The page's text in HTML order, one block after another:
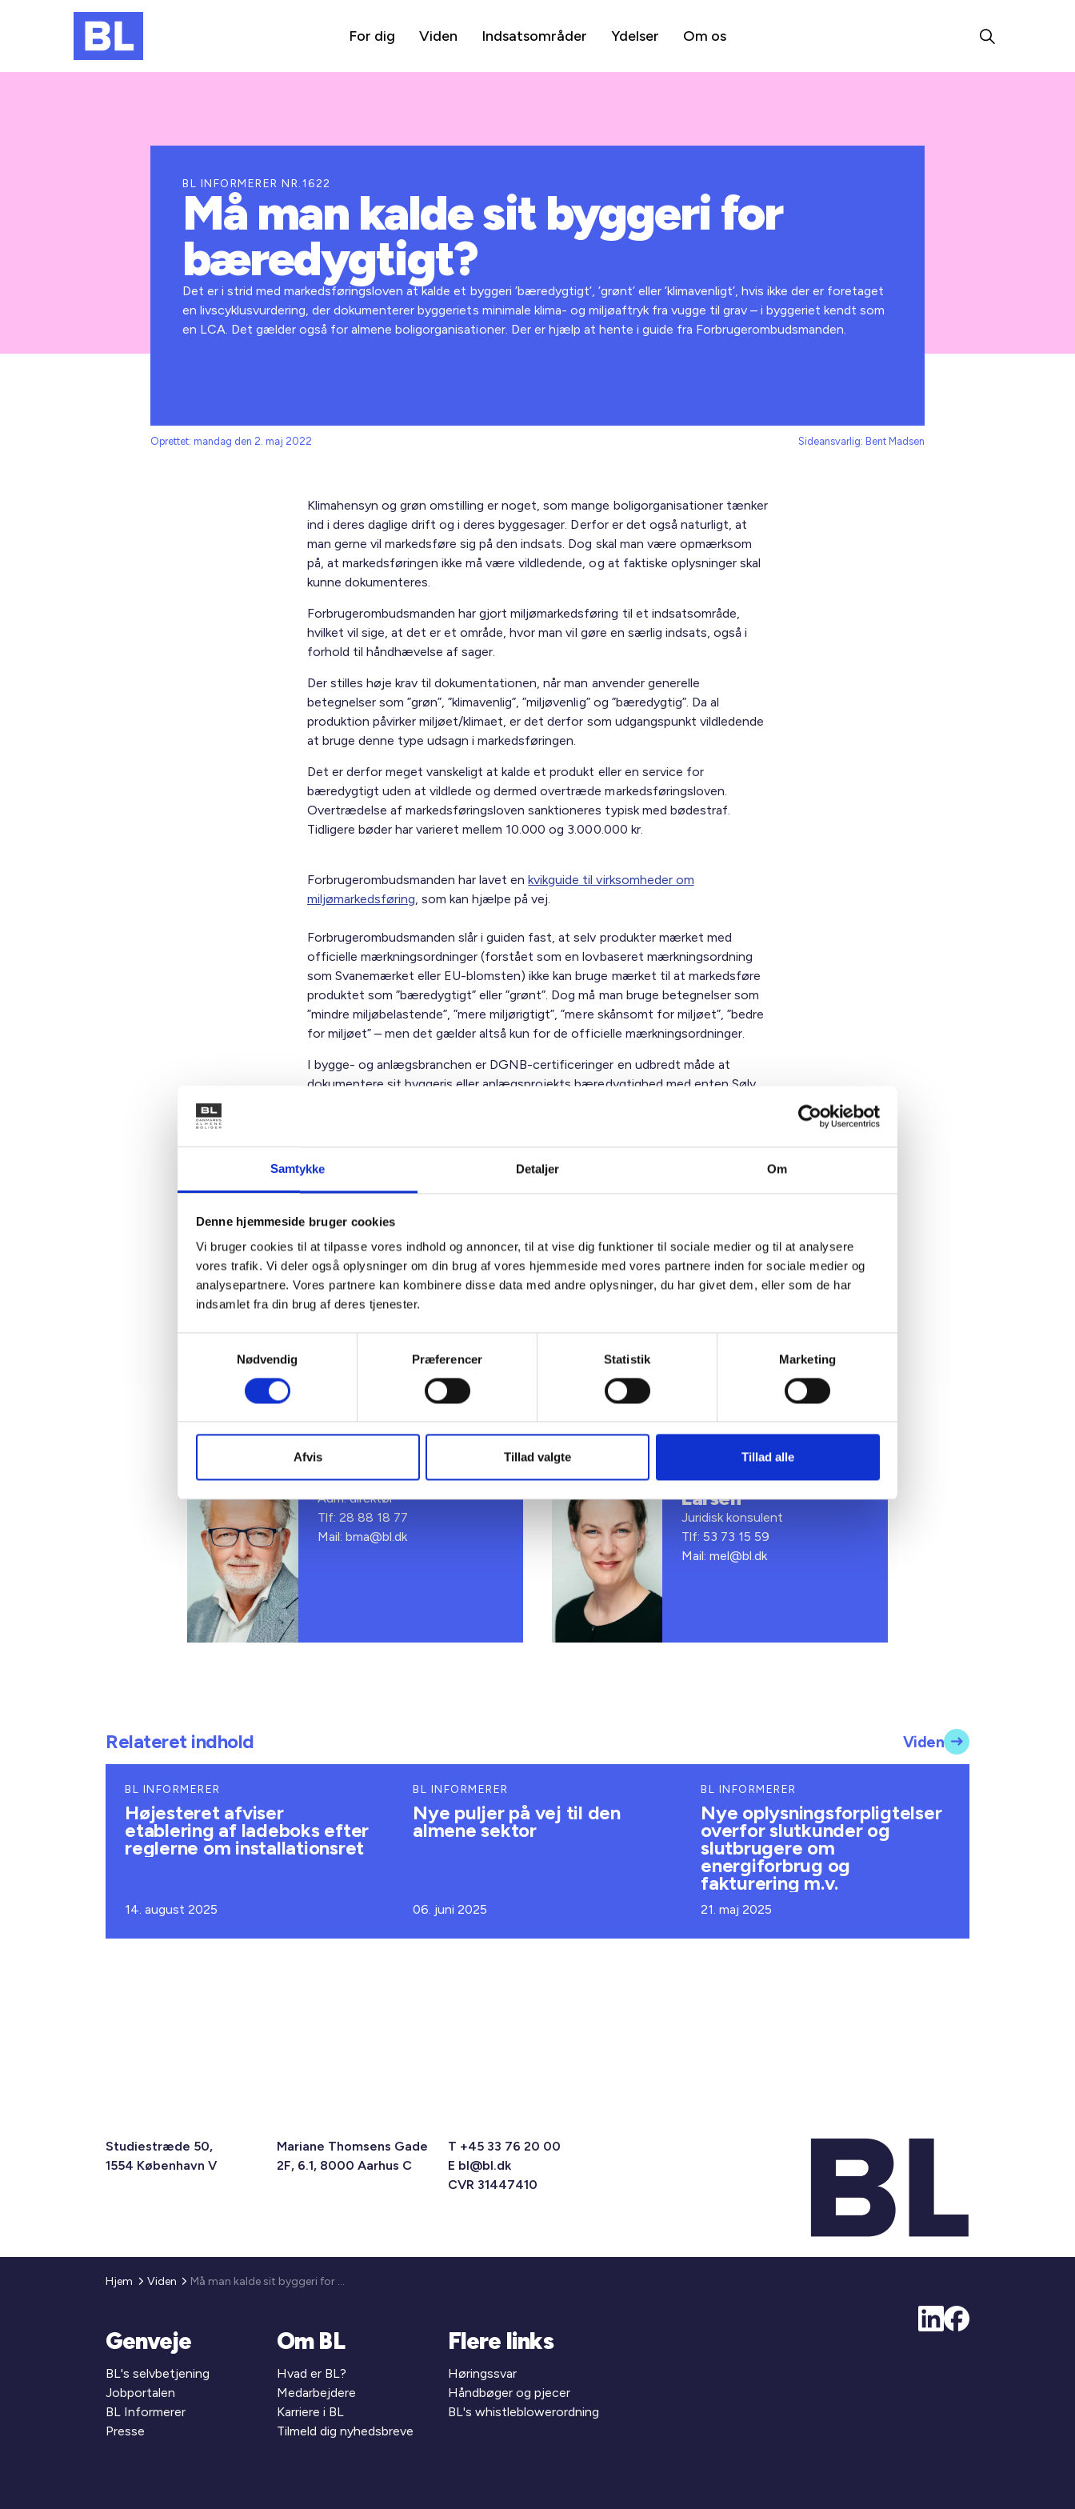
Samtykke Detaljer Om
Denne hjemmeside bruger cookies
Vi bruger cookies til at tilpasse vores indhold og annoncer, til at vise dig funktioner til sociale medier og til at analysere
vores trafik. Vi deler også oplysninger om din brug af vores hjemmeside med vores partnere inden for sociale medier og
analysepartnere. Vores partnere kan kombinere disse data med andre oplysninger, du har givet dem, eller som de har
indsamlet fra din brug af deres tjenester.
Nødvendig
Præferencer Statistik Marketing
Afvis Tillad valgte Tillad alle
For dig Viden Indsatsområder Ydelser Om os
BL INFORMERER NR.1622
Må man kalde sit byggeri for
bæredygtigt?
Det er i strid med markedsføringsloven at kalde et byggeri ’bæredygtigt’, ’grønt’ eller ’klimavenligt’, hvis ikke der er foretaget
en livscyklusvurdering, der dokumenterer byggeriets minimale klima- og miljøaftryk fra vugge til grav – i byggeriet kendt som
en LCA. Det gælder også for almene boligorganisationer. Der er hjælp at hente i guide fra Forbrugerombudsmanden.
Oprettet: mandag den 2. maj 2022 Sideansvarlig: Bent Madsen
Klimahensyn og grøn omstilling er noget, som mange boligorganisationer tænker
ind i deres daglige drift og i deres byggesager. Derfor er det også naturligt, at
man gerne vil markedsføre sig på den indsats. Dog skal man være opmærksom
på, at markedsføringen ikke må være vildledende, og at faktiske oplysninger skal
kunne dokumenteres.
Forbrugerombudsmanden har gjort miljømarkedsføring til et indsatsområde,
hvilket vil sige, at det er et område, hvor man vil gøre en særlig indsats, også i
forhold til håndhævelse af sager.
Der stilles høje krav til dokumentationen, når man anvender generelle
betegnelser som ”grøn”, ”klimavenlig”, ”miljøvenlig” og ”bæredygtig”. Da al
produktion påvirker miljøet/klimaet, er det derfor som udgangspunkt vildledende
at bruge denne type udsagn i markedsføringen.
Det er derfor meget vanskeligt at kalde et produkt eller en service for
bæredygtigt uden at vildlede og dermed overtræde markedsføringsloven.
Overtrædelse af markedsføringsloven sanktioneres typisk med bødestraf.
Tidligere bøder har varieret mellem 10.000 og 3.000.000 kr.
Forbrugerombudsmanden har lavet enkvikguide til virksomheder om
miljømarkedsføring, som kan hjælpe på vej.
Forbrugerombudsmanden slår i guiden fast, at selv produkter mærket med
officielle mærkningsordninger (forstået som en lovbaseret mærkningsordning
som Svanemærket eller EU-blomsten) ikke kan bruge mærket til at markedsføre
produktet som ”bæredygtigt” eller ”grønt”. Dog må man bruge betegnelser som
”mindre miljøbelastende”, ”mere miljørigtigt”, ”mere skånsomt for miljøet”, ”bedre
for miljøet” – men det gælder altså kun for de officielle mærkningsordninger.
I bygge- og anlægsbranchen er DGNB-certificeringer en udbredt måde at
dokumentere sit byggeris eller anlægsprojekts bæredygtighed med enten Sølv,
automatisk bruges til at markedsføre et byggeri med ”mere miljørigtigt”, ”bedre
BL anbefaler, at man nærlæser forbrugerombudsmandens guide, inden man går i
gang.
Med venlig hilsen
Kontakt
Bent Madsen
Adm. direktør
Tlf: 28 88 18 77
Mail: bma@bl.dk
Mette Nørgaard
Larsen
Juridisk konsulent
Tlf: 53 73 15 59
Mail: mel@bl.dk
Relateret indhold Viden
BL INFORMERER
Højesteret afviser
etablering af ladeboks efter
reglerne om installationsret
14. august 2025
BL INFORMERER
Nye puljer på vej til den
almene sektor
06. juni 2025
BL INFORMERER
Nye oplysningsforpligtelser
overfor slutkunder og
slutbrugere om
energiforbrug og
fakturering m.v.
21. maj 2025
Studiestræde 50,
1554 København V
Mariane Thomsens Gade
2F, 6.1, 8000 Aarhus C
T +45 33 76 20 00
E bl@bl.dk
CVR 31447410
Hjem Viden Må man kalde sit byggeri for bæredygtigt?
Genveje
BL's selvbetjening
Jobportalen
BL Informerer
Presse
Om BL
Hvad er BL?
Medarbejdere
Karriere i BL
Tilmeld dig nyhedsbreve
Flere links
Høringssvar
Håndbøger og pjecer
BL's whistleblowerordning